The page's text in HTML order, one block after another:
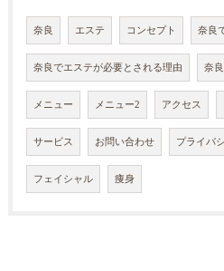
奈良 エステ コンセプト 奈良
奈良でエステが必要とされる理由 奈
メニュー メニュー2 アクセス
サービス お問い合わせ プライバ
フェイシャル 痩身